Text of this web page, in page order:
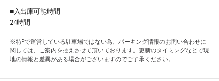
■入出庫可能時間
24時間
※特Pで運営している駐車場ではない為、パーキング情報のお問い合わせに
関しては、ご案内を控えさせて頂いております。更新のタイミングなどで現
地の情報と差異がある場合がございますのでご了承ください。